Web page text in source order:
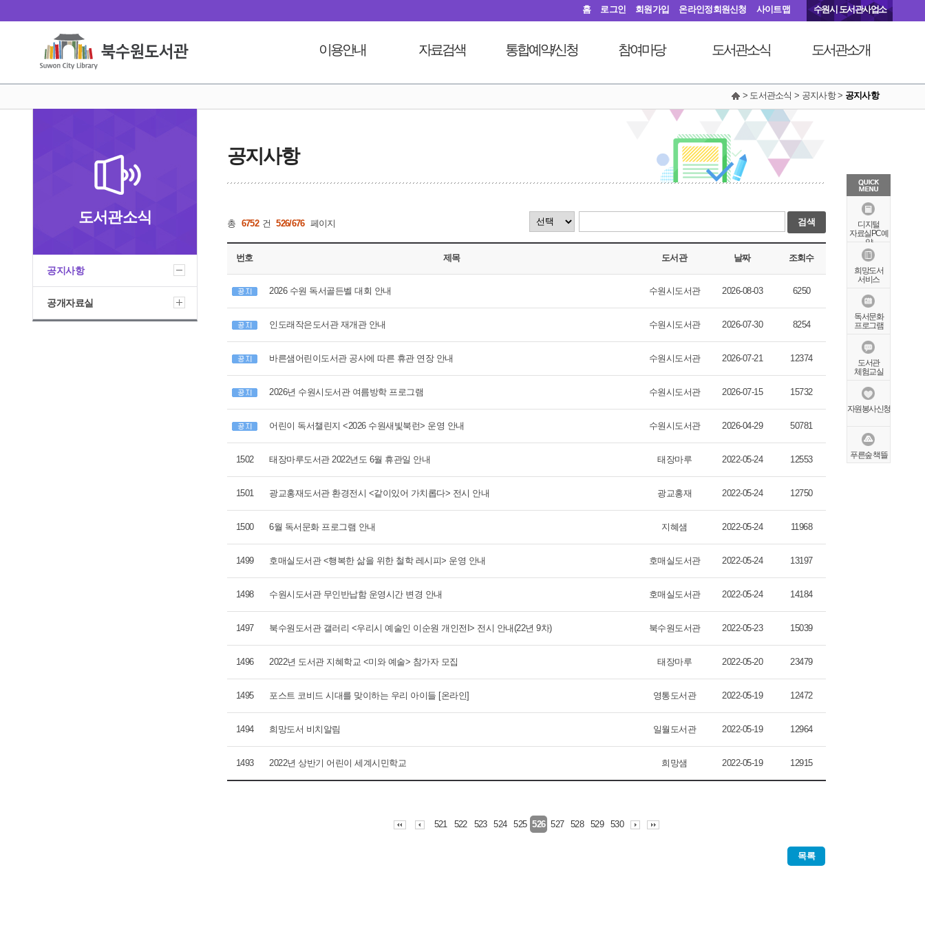
홈 로그인 회원가입 온라인정회원신청 사이트맵 수원시 도서관사업소
이용안내
도서관서비스
모바일 웹앱 이용안내
FAQ
자료검색
추천도서
지역도서관 통합검색
통합예약/신청
열람실좌석현황
참여마당 도서관소식
공지사항
공개자료실
도서관소개
연혁
도서관소식
공지사항
공개자료실
> 도서관소식 > 공지사항 > 공지사항
공지사항
총 6752 건 526/676 페이지 검색
번호 제목 도서관 날짜 조회수
2026 수원 독서골든벨 대회 안내 수원시도서관 2026-08-03 6250
인도래작은도서관 재개관 안내 수원시도서관 2026-07-30 8254
바른샘어린이도서관 공사에 따른 휴관 연장 안내 수원시도서관 2026-07-21 12374
2026년 수원시도서관 여름방학 프로그램 수원시도서관 2026-07-15 15732
어린이 독서챌린지 <2026 수원새빛북런> 운영 안내 수원시도서관 2026-04-29 50781
1502 태장마루도서관 2022년도 6월 휴관일 안내 태장마루 2022-05-24 12553
1501 광교홍재도서관 환경전시 <같이있어 가치롭다> 전시 안내 광교홍재 2022-05-24 12750
1500 6월 독서문화 프로그램 안내 지혜샘 2022-05-24 11968
1499 호매실도서관 <행복한 삶을 위한 철학 레시피> 운영 안내 호매실도서관 2022-05-24 13197
1498 수원시도서관 무인반납함 운영시간 변경 안내 호매실도서관 2022-05-24 14184
1497 북수원도서관 갤러리 <우리시 예술인 이순원 개인전I> 전시 안내(22년 9차) 북수원도서관 2022-05-23 15039
1496 2022년 도서관 지혜학교 <미와 예술> 참가자 모집 태장마루 2022-05-20 23479
1495 포스트 코비드 시대를 맞이하는 우리 아이들 [온라인] 영통도서관 2022-05-19 12472
1494 희망도서 비치알림 일월도서관 2022-05-19 12964
1493 2022년 상반기 어린이 세계시민학교 희망샘 2022-05-19 12915
521 522 523 524 525 526 527 528 529 530
목록
디지털
자료실PC예
약
희망도서
서비스
독서문화
프로그램
도서관
체험교실
자원봉사신청
푸른숲 책뜰